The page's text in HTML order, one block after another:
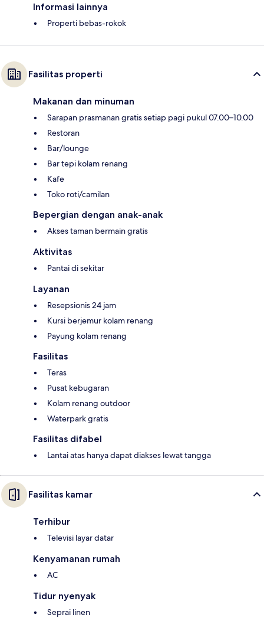
Informasi lainnya
Properti bebas-rokok
Fasilitas properti
Makanan dan minuman
Sarapan prasmanan gratis setiap pagi pukul 07.00–10.00
Restoran
Bar/lounge
Bar tepi kolam renang
Kafe
Toko roti/camilan
Bepergian dengan anak-anak
Akses taman bermain gratis
Aktivitas
Pantai di sekitar
Layanan
Resepsionis 24 jam
Kursi berjemur kolam renang
Payung kolam renang
Fasilitas
Teras
Pusat kebugaran
Kolam renang outdoor
Waterpark gratis
Fasilitas difabel
Lantai atas hanya dapat diakses lewat tangga
Fasilitas kamar
Terhibur
Televisi layar datar
Kenyamanan rumah
AC
Tidur nyenyak
Seprai linen